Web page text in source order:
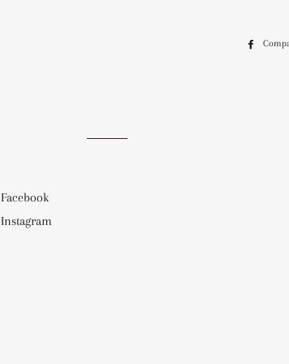
Facebook
Instagram